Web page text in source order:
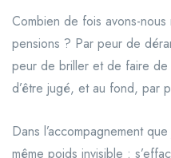
Combien de fois avons-
pensions ? Par peur de
peur de briller et de faire de
d’être jugé, et au fond, par
Dans l’accompagnement
même poids invisible :